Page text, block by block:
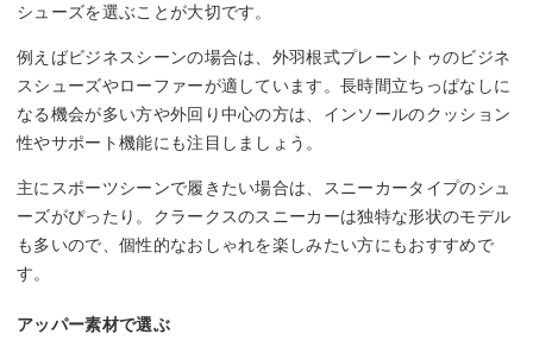
シューズを選ぶことが大切です。
例えばビジネスシーンの場合は、外羽根式プレーントゥのビジネ
スシューズやローファーが適しています。長時間立ちっぱなしに
なる機会が多い方や外回り中心の方は、インソールのクッション
性やサポート機能にも注目しましょう。
主にスポーツシーンで履きたい場合は、スニーカータイプのシュ
ーズがぴったり。クラークスのスニーカーは独特な形状のモデル
も多いので、個性的なおしゃれを楽しみたい方にもおすすめで
す。
アッパー素材で選ぶ